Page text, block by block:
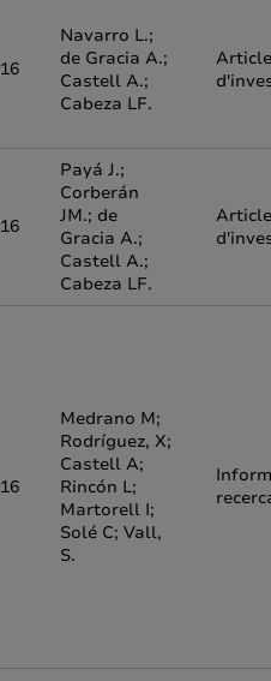
Navarro L.;
de Gracia A.;
Castell A.;
Cabeza LF.
Article
Payá J.;
Corberán
JM.; de
Gracia A.;
Castell A.;
Cabeza LF.
Article
Medrano M;
Rodríguez, X;
Castell A;
Rincón L;
Martorell I;
Solé C; Vall,
S.